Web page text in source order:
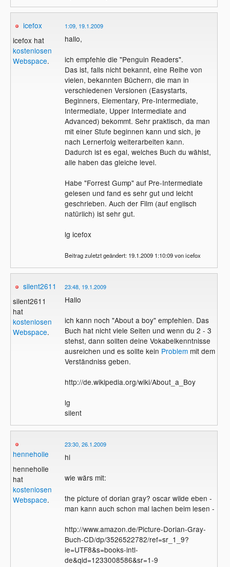
icefox
icefox hat
kostenlosen
Webspace.
1:09, 19.1.2009
hallo,
ich empfehle die "Penguin Readers".
Das ist, falls nicht bekannt, eine Reihe von
vielen, bekannten Büchern, die man in
verschiedenen Versionen (Easystarts,
Beginners, Elementary, Pre-Intermediate,
Intermediate, Upper Intermediate and
Advanced) bekommt. Sehr praktisch, da man
mit einer Stufe beginnen kann und sich, je
nach Lernerfolg weiterarbeiten kann.
Dadurch ist es egal, welches Buch du wählst,
alle haben das gleiche level.
Habe "Forrest Gump" auf Pre-Intermediate
gelesen und fand es sehr gut und leicht
geschrieben. Auch der Film (auf englisch
natürlich) ist sehr gut.
lg icefox
Beitrag zuletzt geändert: 19.1.2009 1:10:09 von icefox
silent2611
silent2611
hat
kostenlosen
Webspace.
23:48, 19.1.2009
Hallo
ich kann noch "About a boy" empfehlen. Das
Buch hat nicht viele Seiten und wenn du 2 - 3
stehst, dann sollten deine Vokabelkenntnisse
ausreichen und es sollte kein Problemmit dem
Verständniss geben.
http://de.wikipedia.org/wiki/About_a_Boy
lg
silent
henneholle
henneholle
hat
kostenlosen
Webspace.
23:30, 26.1.2009
hi
wie wärs mit:
the picture of dorian gray? oscar wilde eben -
man kann auch schon mal lachen beim lesen -
http://www.amazon.de/Picture-Dorian-Gray-
Buch-CD/dp/3526522782/ref=sr_1_9?
ie=UTF8&s=books-intl-
de&qid=1233008586&sr=1-9